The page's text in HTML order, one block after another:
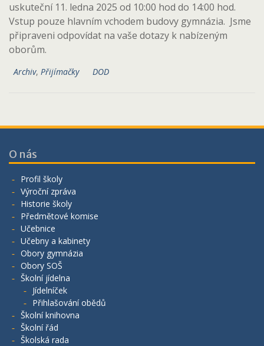
uskuteční 11. ledna 2025 od 10:00 hod do 14:00 hod.
Vstup pouze hlavním vchodem budovy gymnázia. Jsme
připraveni odpovídat na vaše dotazy k nabízeným
oborům.
Archiv, Přijímačky DOD
O nás
Profil školy
Výroční zpráva
Historie školy
Předmětové komise
Učebnice
Učebny a kabinety
Obory gymnázia
Obory SOŠ
Školní jídelna
Jídelníček
Přihlašování obědů
Školní knihovna
Školní řád
Školská rada